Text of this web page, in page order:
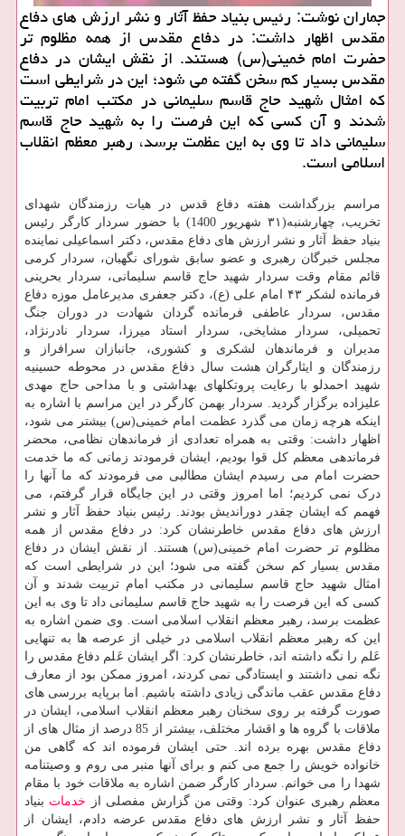
جماران نوشت: رئیس بنیاد حفظ آثار و نشر ارزش های دفاع
مقدس اظهار داشت: در دفاع مقدس از همه مظلوم تر
حضرت امام خمینی(س) هستند. از نقش ایشان در دفاع
مقدس بسیار کم سخن گفته می شود؛ این در شرایطی است
که امثال شهید حاج قاسم سلیمانی در مکتب امام تربیت
شدند و آن کسی که این فرصت را به شهید حاج قاسم
سلیمانی داد تا وی به این عظمت برسد، رهبر معظم انقلاب
اسلامی است.
مراسم بزرگداشت هفته دفاع قدس در هیات رزمندگان شهدای
تخریب، چهارشنبه(۳۱ شهریور 1400) با حضور سردار کارگر رئیس
بنیاد حفظ آثار و نشر ارزش های دفاع مقدس، دکتر اسماعیلی نماینده
مجلس خبرگان رهبری و عضو سابق شورای نگهبان، سردار کرمی
قائم مقام وقت سردار شهید حاج قاسم سلیمانی، سردار بحرینی
فرمانده لشکر ۴۳ امام علی (ع)، دکتر جعفری مدیرعامل موزه دفاع
مقدس، سردار عاطفی فرمانده گردان شهادت در دوران جنگ
تحمیلی، سردار مشایخی، سردار استاد میرزا، سردار نادرنژاد،
مدیران و فرماندهان لشکری و کشوری، جانبازان سرافراز و
رزمندگان و ایثارگران هشت سال دفاع مقدس در محوطه حسینیه
شهید احمدلو با رعایت پروتکلهای بهداشتی و با مداحی حاج مهدی
علیزاده برگزار گردید. سردار بهمن کارگر در این مراسم با اشاره به
اینکه هرچه زمان می گذرد عظمت امام خمینی(س) بیشتر می شود،
اظهار داشت: وقتی به همراه تعدادی از فرماندهان نظامی، محضر
فرماندهی معظم کل قوا بودیم، ایشان فرمودند زمانی که ما خدمت
حضرت امام می رسیدم ایشان مطالبی می فرمودند که ما آنها را
درک نمی کردیم؛ اما امروز وقتی در این جایگاه قرار گرفتم، می
فهمم که ایشان چقدر دوراندیش بودند. رئیس بنیاد حفظ آثار و نشر
ارزش های دفاع مقدس خاطرنشان کرد: در دفاع مقدس از همه
مظلوم تر حضرت امام خمینی(س) هستند. از نقش ایشان در دفاع
مقدس بسیار کم سخن گفته می شود؛ این در شرایطی است که
امثال شهید حاج قاسم سلیمانی در مکتب امام تربیت شدند و آن
کسی که این فرصت را به شهید حاج قاسم سلیمانی داد تا وی به این
عظمت برسد، رهبر معظم انقلاب اسلامی است. وی ضمن اشاره به
این که رهبر معظم انقلاب اسلامی در خیلی از عرصه ها به تنهایی
عَلم را نگه داشته اند، خاطرنشان کرد: اگر ایشان عَلم دفاع مقدس را
نگه نمی داشتند و ایستادگی نمی کردند، امروز ممکن بود از معارف
دفاع مقدس عقب ماندگی زیادی داشته باشیم. اما برپایه بررسی های
صورت گرفته بر روی سخنان رهبر معظم انقلاب اسلامی، ایشان در
ملاقات با گروه ها و اقشار مختلف، بیشتر از 85 درصد از مثال های از
دفاع مقدس بهره برده اند. حتی ایشان فرموده اند که گاهی من
خانواده خویش را جمع می کنم و برای آنها منبر می روم و وصیتنامه
شهدا را می خوانم. سردار کارگر ضمن اشاره به ملاقات خود با مقام
معظم رهبری عنوان کرد: وقتی من گزارش مفصلی از خدمات بنیاد
حفظ آثار و نشر ارزش های دفاع مقدس عرضه دادم، ایشان از